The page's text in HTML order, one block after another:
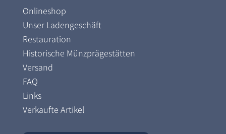
Onlineshop
Unser Ladengeschäft
Restauration
Historische Münzprägestätten
Versand
FAQ
Links
Verkaufte Artikel